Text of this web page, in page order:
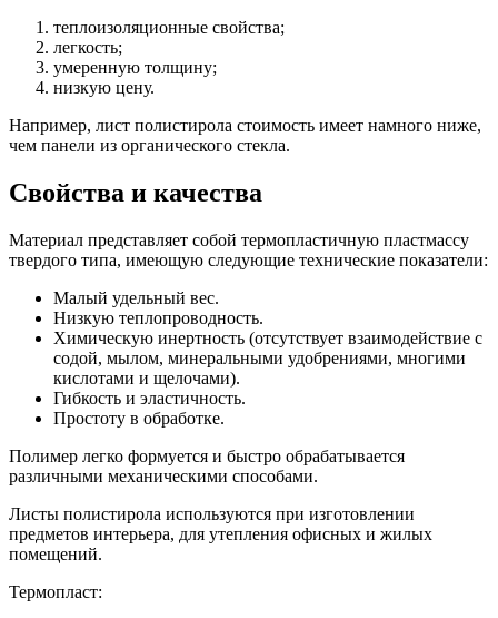
теплоизоляционные свойства;
легкость;
умеренную толщину;
низкую цену.
Например, лист полистирола стоимость имеет намного ниже,
чем панели из органического стекла.
Свойства и качества
Материал представляет собой термопластичную пластмассу
твердого типа, имеющую следующие технические показатели:
Малый удельный вес.
Низкую теплопроводность.
Химическую инертность (отсутствует взаимодействие с
содой, мылом, минеральными удобрениями, многими
кислотами и щелочами).
Гибкость и эластичность.
Простоту в обработке.
Полимер легко формуется и быстро обрабатывается
различными механическими способами.
Листы полистирола используются при изготовлении
предметов интерьера, для утепления офисных и жилых
помещений.
Термопласт: